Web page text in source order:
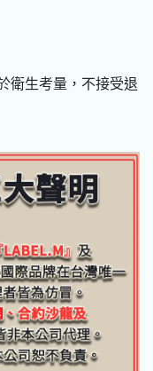
衛生考量，不接受退